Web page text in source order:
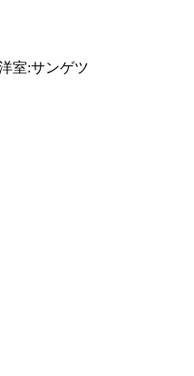
室:サンゲツ